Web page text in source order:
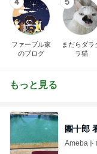
4
ファーブル家
のブログ
5
まだらダラ
ラ猫
もっと見る
團十郎
Amebaト